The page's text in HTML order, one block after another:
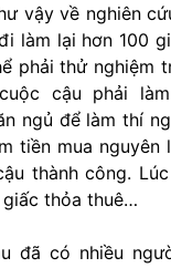
vậy về nghiên
làm lại hơn 100
phải thử nghiệm
cậu phải
ngủ để làm thí
tiền mua nguyên
thành công.
thỏa thuê…
đã có nhiều